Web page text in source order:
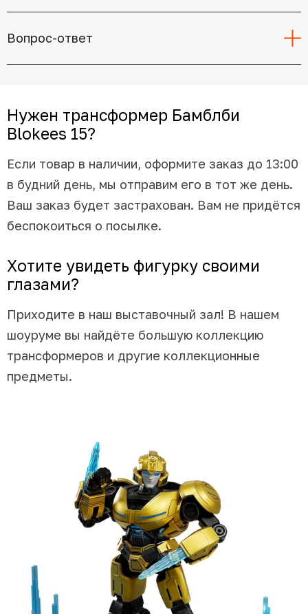
Вопрос-ответ
Нужен трансформер Бамблби
Blokees 15?
Если товар в наличии, оформите заказ до 13:00
в будний день, мы отправим его в тот же день.
Ваш заказ будет застрахован. Вам не придётся
беспокоиться о посылке.
Хотите увидеть фигурку своими
глазами?
Приходите в наш выставочный зал! В нашем
шоуруме вы найдёте большую коллекцию
трансформеров и другие коллекционные
предметы.